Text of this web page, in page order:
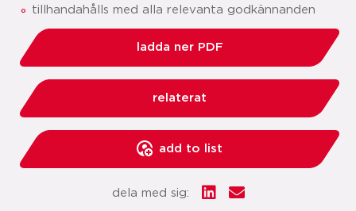
tillhandahålls med alla relevanta godkännanden
ladda ner PDF
relaterat
add to list
dela med sig: